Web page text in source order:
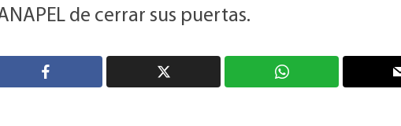
de cerrar sus puertas.